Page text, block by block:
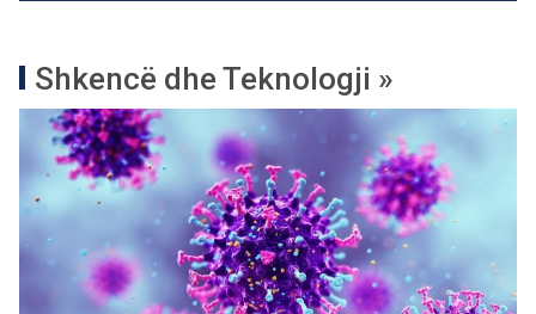
Shkencë dhe Teknologji »